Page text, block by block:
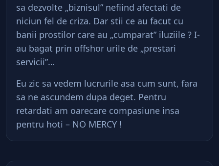
sa dezvolte „biznisul” nefiind afectati de
niciun fel de criza. Dar stii ce au facut cu
banii prostilor care au „cumparat” iluziile ? I-
au bagat prin offshor urile de „prestari
servicii”…
Eu zic sa vedem lucrurile asa cum sunt, fara
sa ne ascundem dupa deget. Pentru
retardati am oarecare compasiune insa
pentru hoti – NO MERCY !